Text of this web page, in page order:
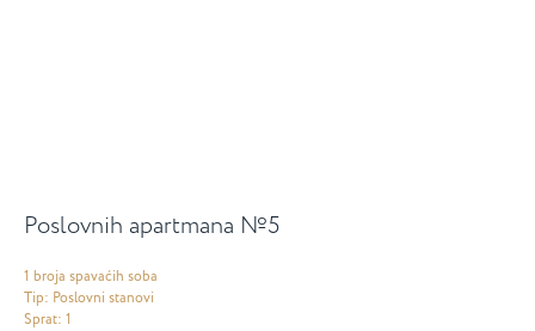
Poslovnih apartmana №5
1 broja spavaćih soba
Tip: Poslovni stanovi
Sprat: 1